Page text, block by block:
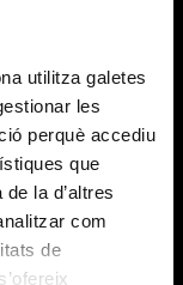
utilitza galetes
les
perquè accediu
que
la d’altres
com
de